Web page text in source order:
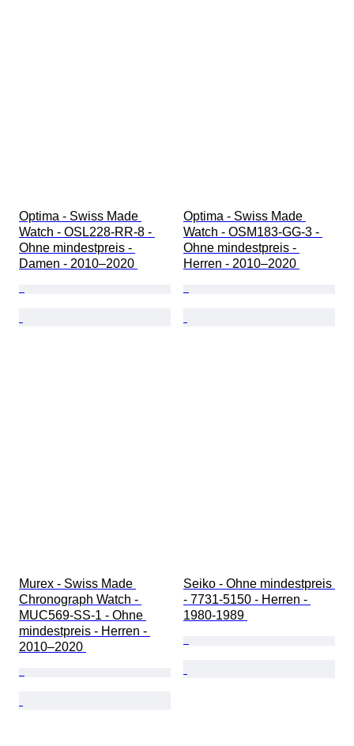
Optima - Swiss Made
Watch - OSL228-RR-8 -
Ohne mindestpreis -
Damen - 2010–2020
Optima - Swiss Made
Watch - OSM183-GG-3 -
Ohne mindestpreis -
Herren - 2010–2020
Murex - Swiss Made
Chronograph Watch -
MUC569-SS-1 - Ohne
mindestpreis - Herren -
2010–2020
Seiko - Ohne mindestpreis
- 7731-5150 - Herren -
1980-1989